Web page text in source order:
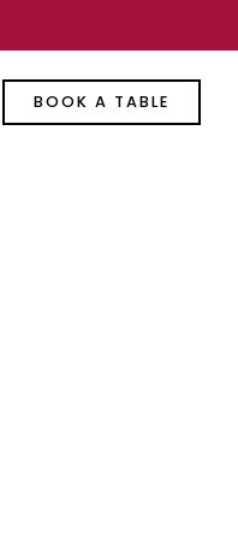
BOOK A TABLE